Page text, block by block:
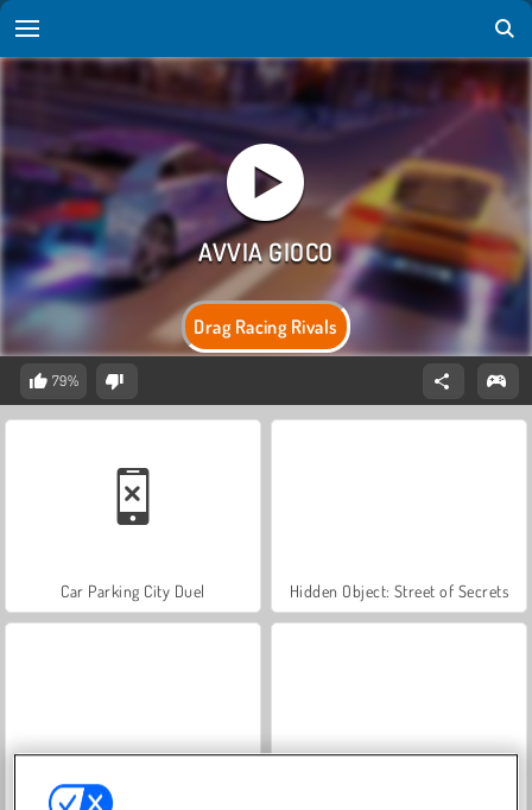
Drag Racing Rivals
79%
Car Parking City Duel Hidden Object: Street of Secrets
World War 2 Shooter